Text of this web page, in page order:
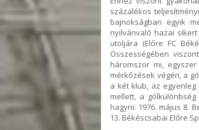
százalékos
bajnokságban egyik
nyilvánvaló hazai
utoljára (Előre FC
Összességében
háromszor mi,
mérkőzések végén, a
a két klub, az
mellett, a
hagyni: 1976. május 8.
13. Békéscsabai Előre